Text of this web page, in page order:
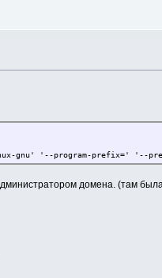
gnu' '--program-prefix=' '--
домена. (там